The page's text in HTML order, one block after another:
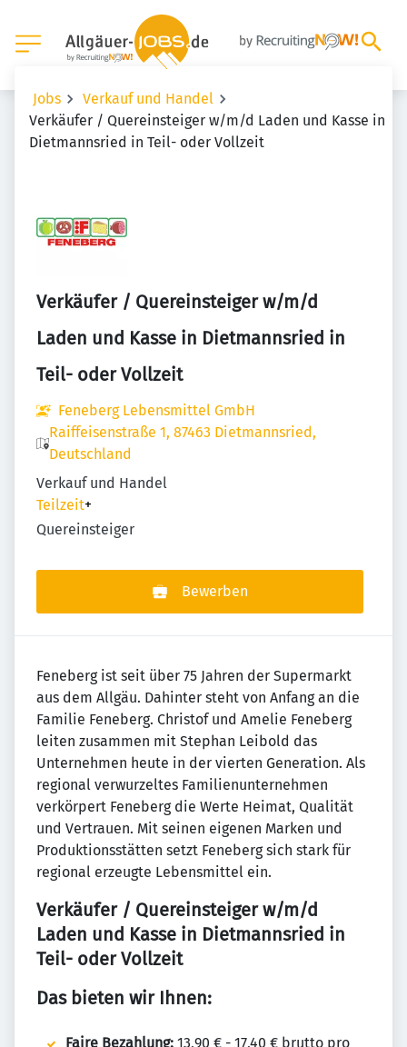
Jobs
Verkauf und Handel
Verkäufer / Quereinsteiger w/m/d Laden und Kasse in
Dietmannsried in Teil- oder Vollzeit
Verkäufer / Quereinsteiger w/m/d
Laden und Kasse in Dietmannsried in
Teil- oder Vollzeit
Feneberg Lebensmittel GmbH
Raiffeisenstraße 1, 87463 Dietmannsried,
Deutschland
Verkauf und Handel
Teilzeit+
Quereinsteiger
Bewerben
Feneberg ist seit über 75 Jahren der Supermarkt
aus dem Allgäu. Dahinter steht von Anfang an die
Familie Feneberg. Christof und Amelie Feneberg
leiten zusammen mit Stephan Leibold das
Unternehmen heute in der vierten Generation. Als
regional verwurzeltes Familienunternehmen
verkörpert Feneberg die Werte Heimat, Qualität
und Vertrauen. Mit seinen eigenen Marken und
Produktionsstätten setzt Feneberg sich stark für
regional erzeugte Lebensmittel ein.
Verkäufer / Quereinsteiger w/m/d
Laden und Kasse in Dietmannsried in
Teil- oder Vollzeit
Das bieten wir Ihnen:
Faire Bezahlung: 13,90 € - 17,40 € brutto pro